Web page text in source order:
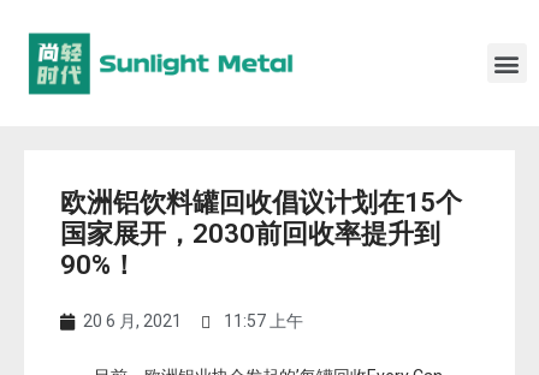
欧洲铝饮料罐回收倡议计划在15个
国家展开，2030前回收率提升到
90%！
20 6 月, 2021 11:57 上午